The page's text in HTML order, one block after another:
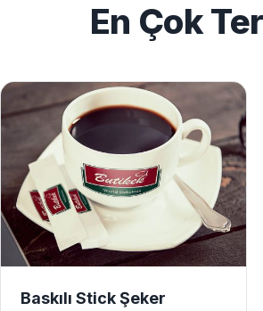
En Çok
Baskılı Stick Şeker